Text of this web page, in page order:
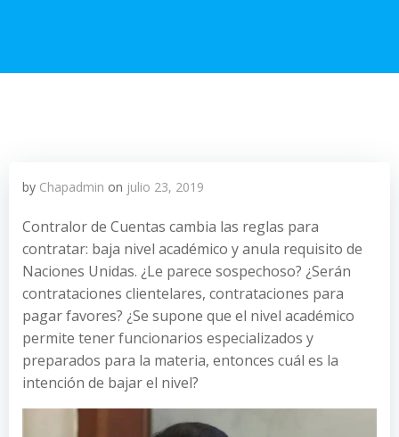
by Chapadmin on julio 23, 2019
Contralor de Cuentas cambia las reglas para
contratar: baja nivel académico y anula requisito de
Naciones Unidas. ¿Le parece sospechoso? ¿Serán
contrataciones clientelares, contrataciones para
pagar favores? ¿Se supone que el nivel académico
permite tener funcionarios especializados y
preparados para la materia, entonces cuál es la
intención de bajar el nivel?